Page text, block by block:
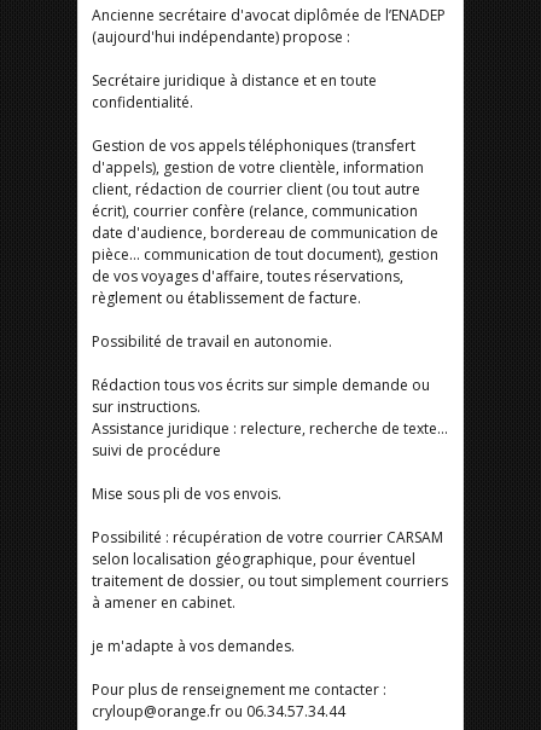
Ancienne secrétaire d'avocat diplômée de l’ENADEP
(aujourd'hui indépendante) propose :
Secrétaire juridique à distance et en toute
confidentialité.
Gestion de vos appels téléphoniques (transfert
d'appels), gestion de votre clientèle, information
client, rédaction de courrier client (ou tout autre
écrit), courrier confère (relance, communication
date d'audience, bordereau de communication de
pièce... communication de tout document), gestion
de vos voyages d'affaire, toutes réservations,
règlement ou établissement de facture.
Possibilité de travail en autonomie.
Rédaction tous vos écrits sur simple demande ou
sur instructions.
Assistance juridique : relecture, recherche de texte...
suivi de procédure
Mise sous pli de vos envois.
Possibilité : récupération de votre courrier CARSAM
selon localisation géographique, pour éventuel
traitement de dossier, ou tout simplement courriers
à amener en cabinet.
je m'adapte à vos demandes.
Pour plus de renseignement me contacter :
cryloup@orange.fr ou 06.34.57.34.44